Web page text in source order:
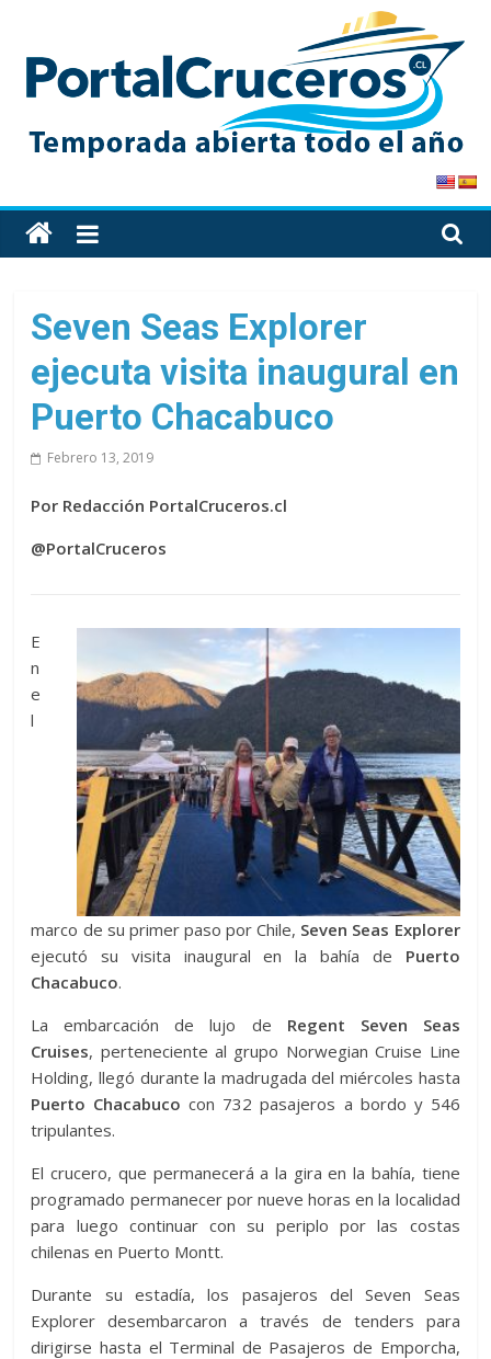
content
PortalCruceros
Toda
la
de
cruceros
en
solo
Seven Seas Explorer
ejecuta visita inaugural en
Puerto Chacabuco
Febrero 13, 2019
Por Redacción PortalCruceros.cl
@PortalCruceros
E
n
e
l
marco de su primer paso por Chile, Seven Seas Explorer
ejecutó su visita inaugural en la bahía de Puerto
Chacabuco.
La embarcación de lujo de Regent Seven Seas
Cruises, perteneciente al grupo Norwegian Cruise Line
Holding, llegó durante la madrugada del miércoles hasta
Puerto Chacabuco con 732 pasajeros a bordo y 546
tripulantes.
El crucero, que permanecerá a la gira en la bahía, tiene
programado permanecer por nueve horas en la localidad
para luego continuar con su periplo por las costas
chilenas en Puerto Montt.
Durante su estadía, los pasajeros del Seven Seas
Explorer desembarcaron a través de tenders para
dirigirse hasta el Terminal de Pasajeros de Emporcha,